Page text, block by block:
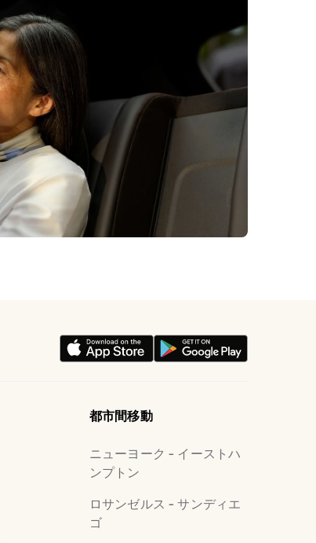
都市間移動
ニューヨーク - イーストハ
ンプトン
ロサンゼルス - サンディエ
ゴ